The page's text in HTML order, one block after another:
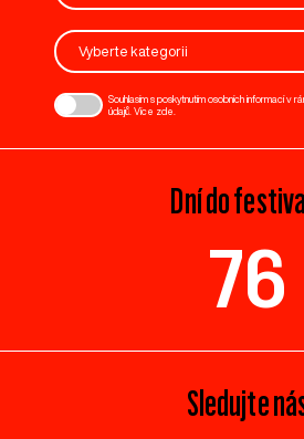
Vyberte kategorii
Souhlasím s poskytnutím osobních informací v
údajů. Více zde
Dní do
76
Sledujte